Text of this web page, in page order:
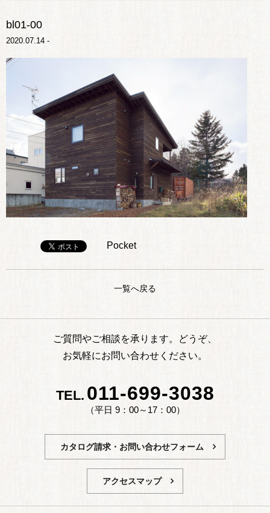
bl01-00
2020.07.14 -
Pocket
一覧へ戻る
ご質問やご相談を承ります。どうぞ、
お気軽にお問い合わせください。
TEL. 011-699-3038
（平日 9：00～17：00）
カタログ請求・お問い合わせフォーム
アクセスマップ